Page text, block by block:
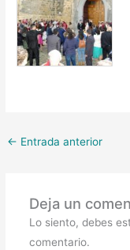
← Entrada anterior
Deja un
Lo siento, debes
comentario.